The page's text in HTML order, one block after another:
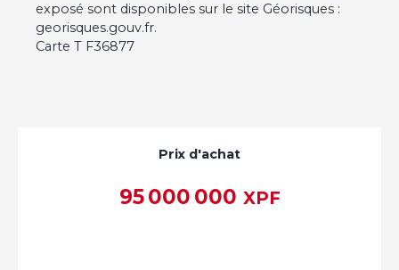
exposé sont disponibles sur le site Géorisques :
georisques.gouv.fr.
Carte T F36877
Prix d'achat
95 000 000 XPF